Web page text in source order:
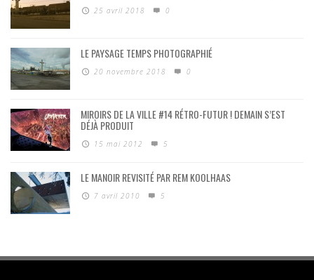
25 avril 2018 0
LE PAYSAGE TEMPS PHOTOGRAPHIÉ
20 novembre 2018 0
MIROIRS DE LA VILLE #14 RÉTRO-FUTUR ! DEMAIN S’EST
DÉJÀ PRODUIT
15 mai 2012 5
LE MANOIR REVISITÉ PAR REM KOOLHAAS
7 avril 2010 5